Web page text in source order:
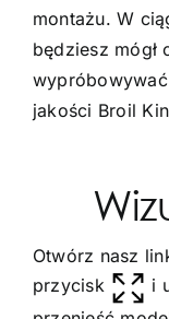
montażu. W
będziesz
jakości Broil
Otwórz nasz
przycisk
i